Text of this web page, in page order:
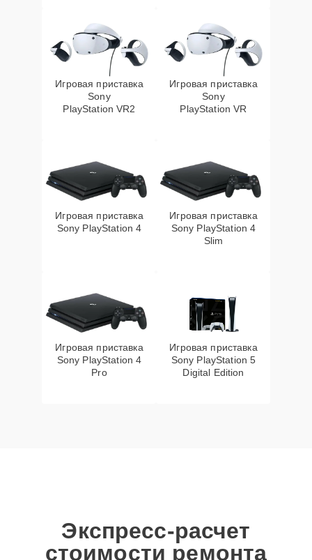
Игровая приставка
Sony
PlayStation VR2
Игровая приставка
Sony
PlayStation VR
Игровая приставка
Sony PlayStation 4
Игровая приставка
Sony PlayStation 4
Slim
Игровая приставка
Sony PlayStation 4
Pro
Игровая приставка
Sony PlayStation 5
Digital Edition
Экспресс-расчет
стоимости ремонта